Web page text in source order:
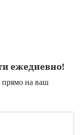
ежедневно!
на ваш